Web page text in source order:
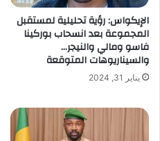
الإيكواس: رؤية تحليلية لمستقبل
المجموعة بعد انسحاب بوركينا
فاسو ومالي والنيجر…
والسيناريوهات المتوقعة
يناير 31, 2024